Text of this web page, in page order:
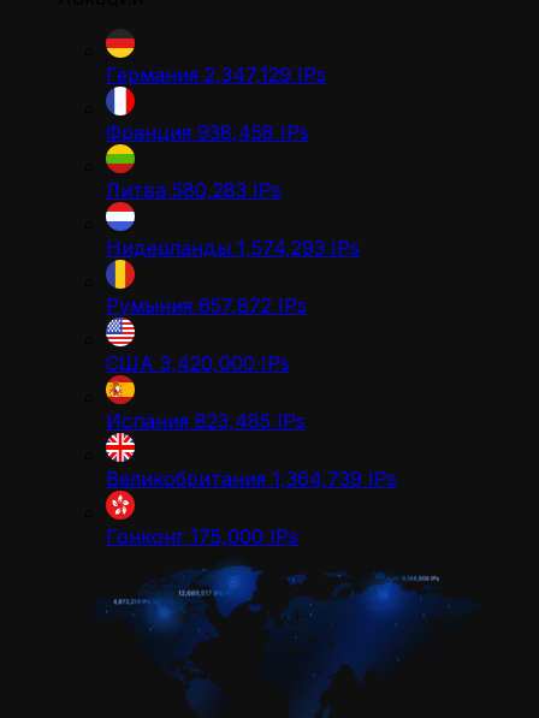
Германия 2,347,129 IPs
Франция 938,458 IPs
Литва 580,283 IPs
Нидерланды 1,574,293 IPs
Румыния 657,872 IPs
США 3,420,000 IPs
Испания 823,485 IPs
Великобритания 1,364,739 IPs
Гонконг 175,000 IPs